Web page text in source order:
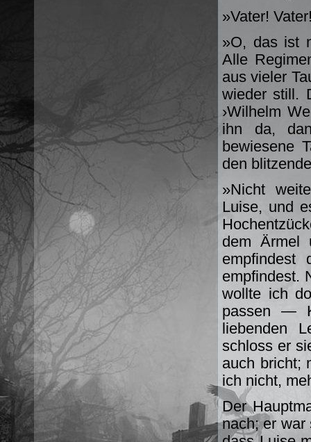
»Vater!
»O, das ist
Alle
aus vieler
wieder still.
›Wilhelm
ihn da,
bewiesene
den
»Nicht
Luise, und
dem Ärmel
empfindest.
wollte ich
passen —
liebenden
schloss er
auch bricht;
ich nicht,
Der
nach; er war